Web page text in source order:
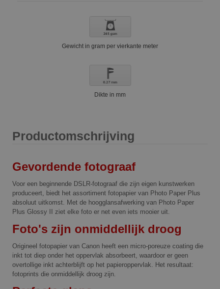
Gewicht in gram per vierkante meter
Dikte in mm
Productomschrijving
Gevordende fotograaf
Voor een beginnende DSLR-fotograaf die zijn eigen kunstwerken
produceert, biedt het assortiment fotopapier van Photo Paper Plus
absoluut uitkomst. Met de hoogglansafwerking van Photo Paper
Plus Glossy II ziet elke foto er net even iets mooier uit.
Foto's zijn onmiddellijk droog
Origineel fotopapier van Canon heeft een micro-poreuze coating die
inkt tot diep onder het oppervlak absorbeert, waardoor er geen
overtollige inkt achterblijft op het papieroppervlak. Het resultaat:
fotoprints die onmiddellijk droog zijn.